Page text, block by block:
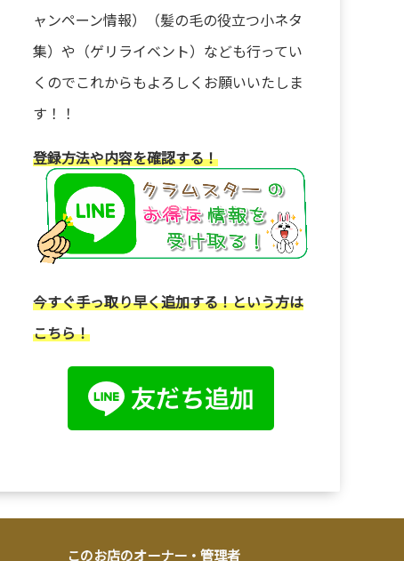
ャンペーン情報）（髪の毛の役立つ小ネタ
集）や（ゲリライベント）なども行ってい
くのでこれからもよろしくお願いいたしま
す！！
登録方法や内容を確認する！
今すぐ手っ取り早く追加する！という方は
こちら！
このお店のオーナー・管理者